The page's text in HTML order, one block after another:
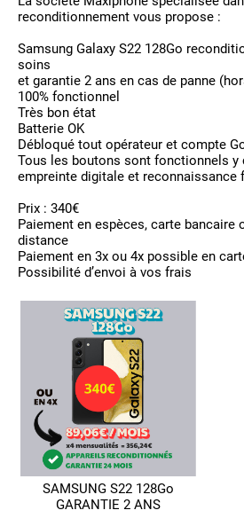
reconditionnement vous propose :
Samsung Galaxy S22 128Go
soins
et garantie 2 ans en cas de panne
100% fonctionnel
Très bon état
Batterie OK
Débloqué tout opérateur et compte
Tous les boutons sont fonctionnels
empreinte digitale et reconnaissance
Prix : 340€
Paiement en espèces, carte bancaire
distance
Paiement en 3x ou 4x possible en
Possibilité d’envoi à vos frais
SAMSUNG S22 128Go
GARANTIE 2 ANS